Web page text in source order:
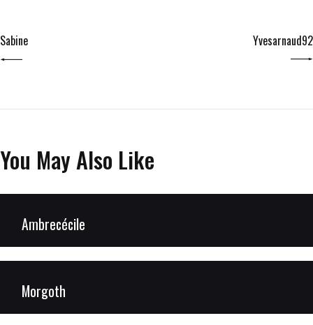
Sabine Yvesarnaud92
You May Also Like
Ambrecécile
Morgoth